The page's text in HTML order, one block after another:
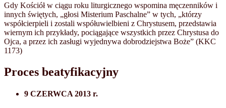
Gdy Kościół w ciągu roku liturgicznego wspomina męczenników i
innych świętych, „głosi Misterium Paschalne” w tych, „którzy
współcierpieli i zostali współuwielbieni z Chrystusem, przedstawia
wiernym ich przykłady, pociągające wszystkich przez Chrystusa do
Ojca, a przez ich zasługi wyjednywa dobrodziejstwa Boże” (KKC
1173)
Proces beatyfikacyjny
9 CZERWCA 2013 r.